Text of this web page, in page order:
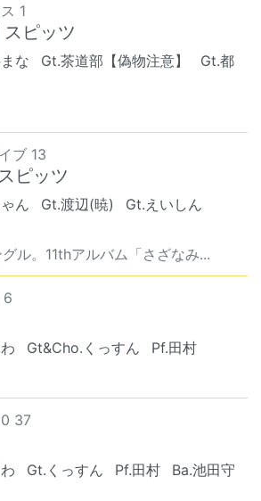
1
ピッツ
な Gt.茶道部【偽物注意】
Gt.都
ブ 13
ピッツ
ん Gt.渡辺(暁)
Gt.えいしん
ル。11thアルバム「さざなみ...
6
Gt&Cho.くっすん
Pf.田村
37
Gt.くっすん Pf.田村
Ba.池田守